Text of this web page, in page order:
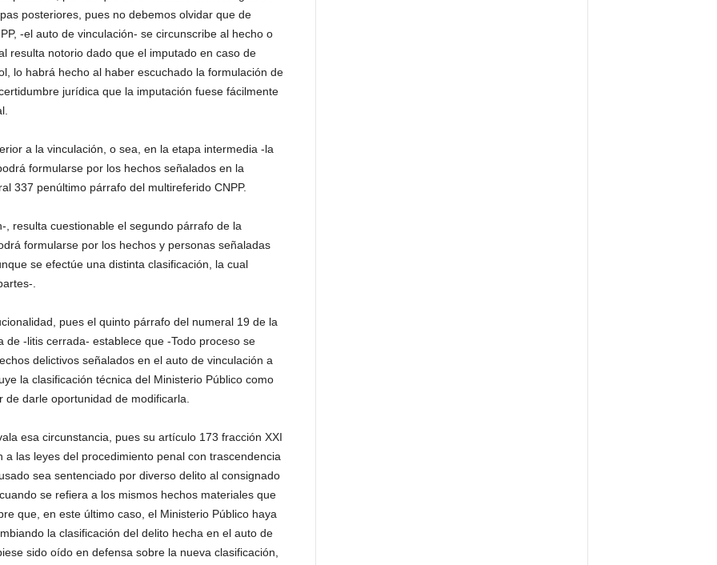
posteriores, pues no debemos olvidar que de
-el auto de vinculación- se circunscribe al hecho o
resulta notorio dado que el imputado en caso de
lo habrá hecho al haber escuchado la formulación de
jurídica que la imputación fuese fácilmente
a la vinculación, o sea, en la etapa intermedia -la
formularse por los hechos señalados en la
337 penúltimo párrafo del multireferido CNPP.
resulta cuestionable el segundo párrafo de la
formularse por los hechos y personas señaladas
se efectúe una distinta clasificación, la cual
.
pues el quinto párrafo del numeral 19 de la
-litis cerrada- establece que -Todo proceso se
delictivos señalados en el auto de vinculación a
la clasificación técnica del Ministerio Público como
darle oportunidad de modificarla.
esa circunstancia, pues su artículo 173 fracción XXI
las leyes del procedimiento penal con trascendencia
sea sentenciado por diverso delito al consignado
se refiera a los mismos hechos materiales que
que, en este último caso, el Ministerio Público haya
la clasificación del delito hecha en el auto de
sido oído en defensa sobre la nueva clasificación,